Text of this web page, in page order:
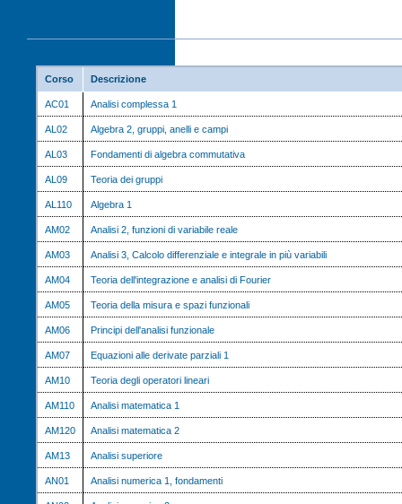
Corso Descrizione
AC01 Analisi complessa 1
AL02 Algebra 2, gruppi, anelli e campi
AL03 Fondamenti di algebra commutativa
AL09 Teoria dei gruppi
AL110 Algebra 1
AM02 Analisi 2, funzioni di variabile reale
AM03 Analisi 3, Calcolo differenziale e integrale in più variabili
AM04 Teoria dell'integrazione e analisi di Fourier
AM05 Teoria della misura e spazi funzionali
AM06 Principi dell'analisi funzionale
AM07 Equazioni alle derivate parziali 1
AM10 Teoria degli operatori lineari
AM110 Analisi matematica 1
AM120 Analisi matematica 2
AM13 Analisi superiore
AN01 Analisi numerica 1, fondamenti